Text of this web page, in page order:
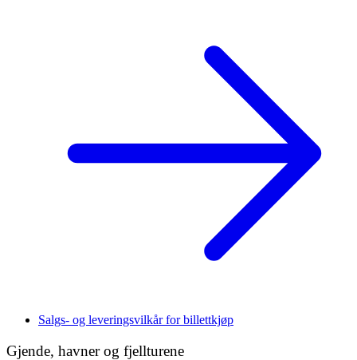
Salgs- og leveringsvilkår for billettkjøp
Gjende, havner og fjellturene